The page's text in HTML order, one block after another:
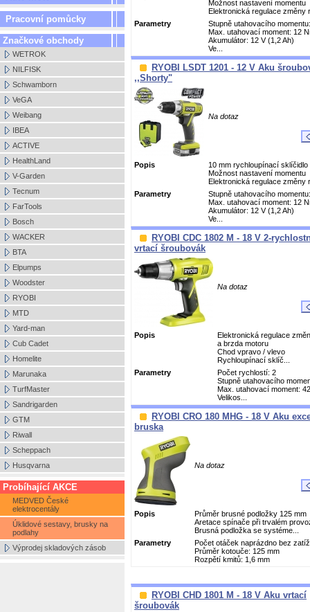
Pracovní pomůcky
Značkové obchody
WETROK
NILFISK
Schwamborn
VeGA
Weibang
IBEA
ACTIVE
HealthLand
V-Garden
Tecnum
FarTools
Bosch
WACKER
BTA
Elpumps
Woodster
RYOBI
MTD
Yard-man
Cub Cadet
Homelite
Marunaka
TurfMaster
Sandrigarden
GTM
Riwall
Scheppach
Husqvarna
Probíhající AKCE
MEDVED České
elektrocentály
Úklidové sestavy, brusky na
podlahy
Výprodej skladových zásob
Možnost nastavení momentu
Elektronická regulace změny
Parametry
Stupně utahovacího
Max. utahovací moment: 12
Akumulátor: 12 V (1,2 Ah)
Ve...
RYOBI LSDT 1201 - 12 V Aku
,,Shorty"
Na dotaz
Popis
10 mm rychloupínací sklíčidlo
Možnost nastavení momentu
Elektronická regulace změny
Parametry
Stupně utahovacího
Max. utahovací moment: 12
Akumulátor: 12 V (1,2 Ah)
Ve...
RYOBI CDC 1802 M - 18 V 2-
vrtací šroubovák
Na dotaz
Popis
Elektronická regulace
a brzda motoru
Chod vpravo / vlevo
Rychloupínací sklíč...
Parametry
Počet rychlostí: 2
Stupně utahovacího
Max. utahovací moment:
Velikos...
RYOBI CRO 180 MHG - 18 V Aku
bruska
Na dotaz
Popis
Průměr brusné podložky 125 mm
Aretace spínače při trvalém
Brusná podložka se systéme...
Parametry
Počet otáček naprázdno bez
Průměr kotouče: 125 mm
Rozpětí kmitů: 1,6 mm
RYOBI CHD 1801 M - 18 V Aku vrtací
šroubovák